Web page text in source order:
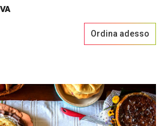
Ordina adesso